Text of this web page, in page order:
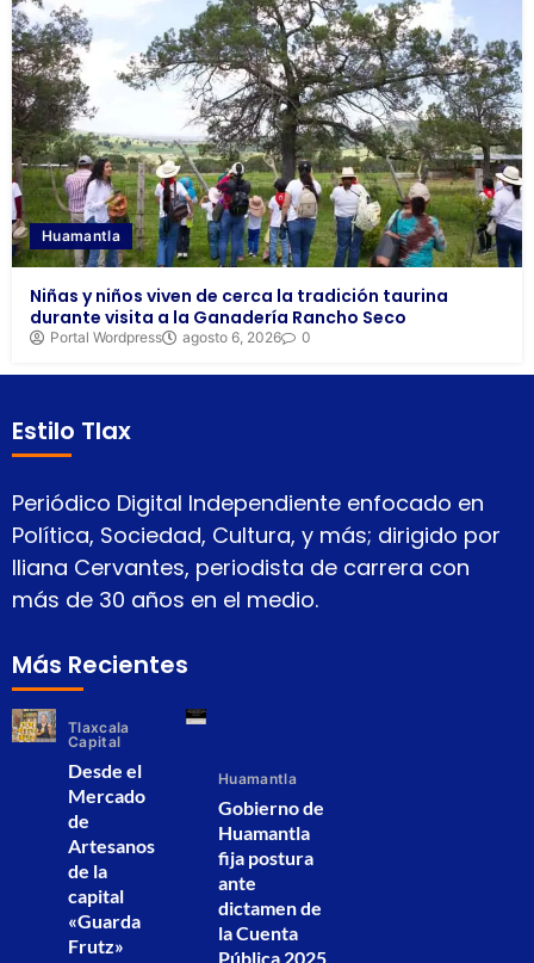
Huamantla
Niñas y niños viven de cerca la tradición taurina
durante visita a la Ganadería Rancho Seco
Portal Wordpress agosto 6, 2026 0
Estilo Tlax
Periódico Digital Independiente enfocado en
Política, Sociedad, Cultura, y más; dirigido por
Iliana Cervantes, periodista de carrera con
más de 30 años en el medio.
Más Recientes
Tlaxcala
Capital
Desde el
Mercado
de
Artesanos
de la
capital
«Guarda
Frutz»
Huamantla
Gobierno de
Huamantla
fija postura
ante
dictamen de
la Cuenta
Pública 2025